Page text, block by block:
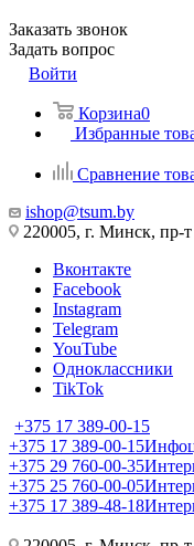
Заказать звонок
Задать вопрос
Войти
Корзина0
Избранные
Сравнение
ishop@tsum.by
220005, г. Минск, пр-
Вконтакте
Facebook
Instagram
Telegram
YouTube
Одноклассники
TikTok
+375 17 389-00-15
+375 17 389-00-15
+375 29 760-00-35
+375 25 760-00-05
+375 17 389-48-18